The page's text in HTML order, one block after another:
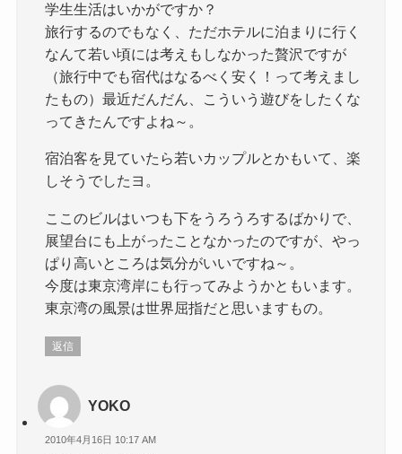
学生生活はいかがですか？
旅行するのでもなく、ただホテルに泊まりに行く
なんて若い頃には考えもしなかった贅沢ですが
（旅行中でも宿代はなるべく安く！って考えまし
たもの）最近だんだん、こういう遊びをしたくな
ってきたんですよね～。
宿泊客を見ていたら若いカップルとかもいて、楽
しそうでしたヨ。
ここのビルはいつも下をうろうろするばかりで、
展望台にも上がったことなかったのですが、やっ
ぱり高いところは気分がいいですね～。
今度は東京湾岸にも行ってみようかともいます。
東京湾の風景は世界屈指だと思いますもの。
返信
YOKO
2010年4月16日 10:17 AM